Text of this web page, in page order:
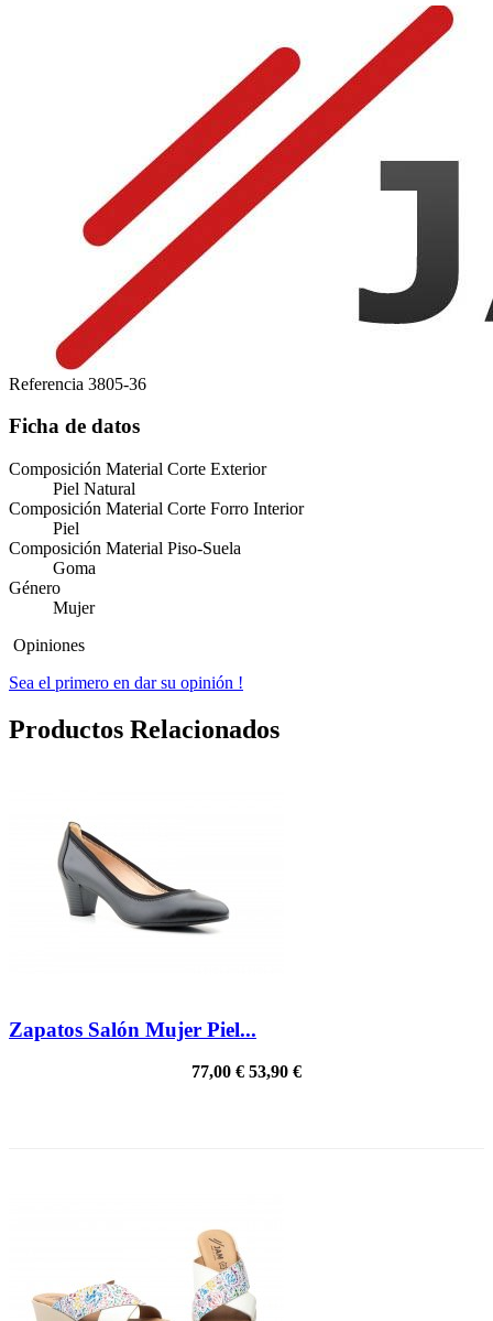
Referencia 3805-36
Ficha de datos
Composición Material Corte Exterior
Piel Natural
Composición Material Corte Forro Interior
Piel
Composición Material Piso-Suela
Goma
Género
Mujer
Opiniones
Sea el primero en dar su opinión !
Productos Relacionados
Zapatos Salón Mujer Piel...
77,00 € 53,90 €